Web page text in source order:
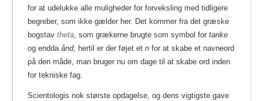
for at udelukke alle muligheder for forveksling med tidligere
begreber, som ikke gælder her. Det kommer fra det græske
bogstav theta, som grækerne brugte som symbol for tanke
og endda ånd; hertil er der føjet et n for at skabe et navneord
på den måde, man bruger nu om dage til at skabe ord inden
for tekniske fag.
Scientologis nok største opdagelse, og dens vigtigste gave